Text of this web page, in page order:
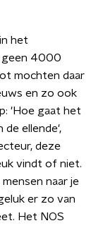
het
geen 4000
mochten daar
en zo ook
'Hoe gaat het
de ellende',
deze
vindt of niet.
naar je
er zo van
Het NOS